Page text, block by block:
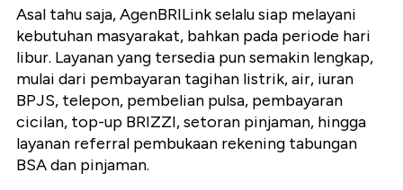
Asal tahu saja, AgenBRILink selalu siap melayani
kebutuhan masyarakat, bahkan pada periode hari
libur. Layanan yang tersedia pun semakin lengkap,
mulai dari pembayaran tagihan listrik, air, iuran
BPJS, telepon, pembelian pulsa, pembayaran
cicilan, top-up BRIZZI, setoran pinjaman, hingga
layanan referral pembukaan rekening tabungan
BSA dan pinjaman.